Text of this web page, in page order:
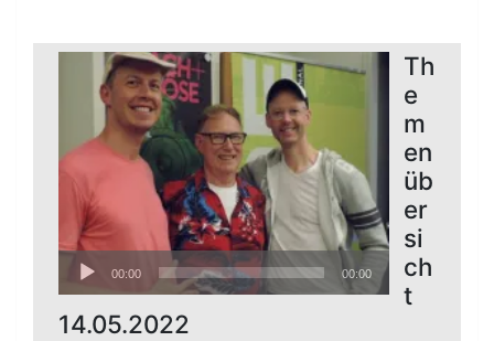
Audio-
Player
00:00 00:00
Th
e
m
en
üb
er
si
ch
t
14.05.2022